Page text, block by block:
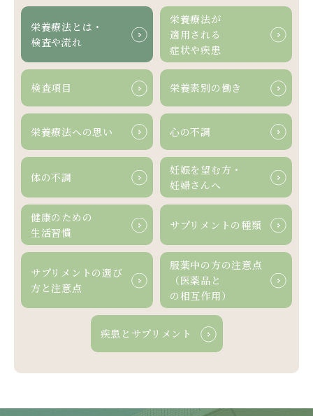
栄養療法とは・
検査や流れ
栄養療法が
適用される
症状や疾患
検査項目 栄養素別の働き
栄養療法への 思い 心の不調
体の不調
妊娠を望む方・
妊婦さんへ
健康のための
生活習慣
サプリメントの 種類
サプリメントの選び
方と 注意点
服薬中の方の注意点
（医薬品と
の相互作用）
疾患と サプリメント